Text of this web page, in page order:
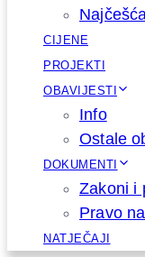
CIJENE
PROJEKTI
OBAVIJESTI
Info
Ostale
DOKUMENTI
Zakoni i
Pravo
NATJEČAJI